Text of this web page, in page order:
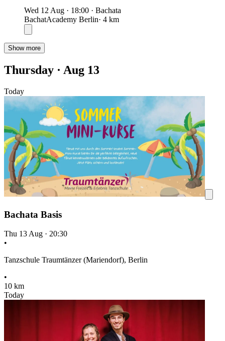
Wed 12 Aug · 18:00 · Bachata
BachatAcademy Berlin· 4 km
Show more
Thursday · Aug 13
Today
Bachata Basis
Thu 13 Aug · 20:30
•
Tanzschule Traumtänzer (Mariendorf), Berlin
•
10 km
Today